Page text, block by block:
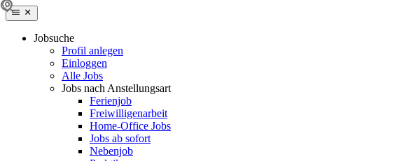
Jobsuche
Profil anlegen
Einloggen
Alle Jobs
Jobs nach Anstellungsart
Ferienjob
Freiwilligenarbeit
Home-Office Jobs
Jobs ab sofort
Nebenjob